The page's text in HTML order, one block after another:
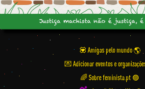
💟 Amigas pelo mundo
💌 Adicionar eventos e
🌈 Sobre feminista.pt 🟣